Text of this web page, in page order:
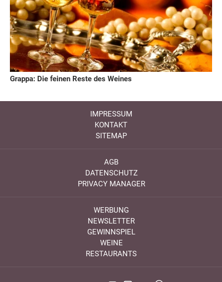
Grappa: Die feinen Reste des Weines
IMPRESSUM
KONTAKT
SITEMAP
AGB
DATENSCHUTZ
PRIVACY MANAGER
WERBUNG
NEWSLETTER
GEWINNSPIEL
WEINE
RESTAURANTS